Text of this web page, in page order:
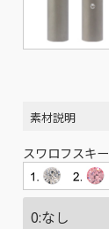
素材説明
スワロフスキー